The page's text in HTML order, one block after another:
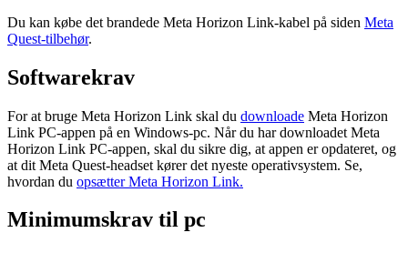
Du kan købe det brandede Meta Horizon Link-kabel på siden Meta
Quest-tilbehør.
Softwarekrav
For at bruge Meta Horizon Link skal du downloade Meta Horizon
Link PC-appen på en Windows-pc. Når du har downloadet Meta
Horizon Link PC-appen, skal du sikre dig, at appen er opdateret, og
at dit Meta Quest-headset kører det nyeste operativsystem. Se,
hvordan du opsætter Meta Horizon Link.
Minimumskrav til pc